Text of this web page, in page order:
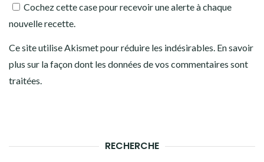
Cochez cette case pour recevoir une alerte à chaque
nouvelle recette.
Ce site utilise Akismet pour réduire les indésirables. En savoir
plus sur la façon dont les données de vos commentaires sont
traitées.
RECHERCHE